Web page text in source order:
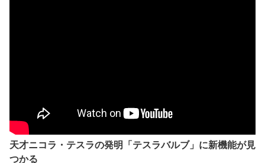
天才ニコラ・テスラの発明「テスラバルブ」に新機能が見
つかる